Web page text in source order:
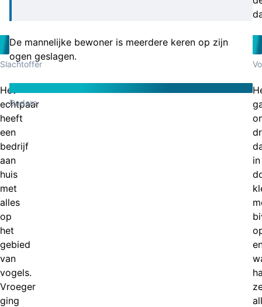
Slachtoffer
De mannelijke bewoner is meerdere keren op zijn
ogen geslagen.
Het
echtpaar
heeft
een
bedrijf
aan
huis
met
alles
op
het
gebied
van
vogels.
Vroeger
ging
Daders
in